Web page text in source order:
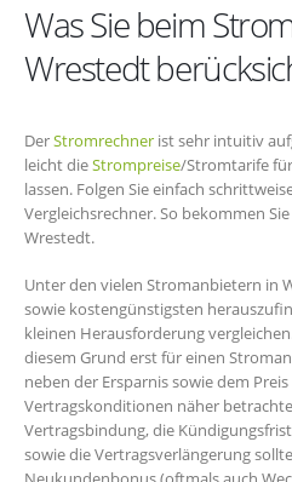
Was Sie beim
Wrestedt
DerStromrechner ist sehr intuitiv
leicht dieStrompreise/Stromtarife
lassen. Folgen Sie einfach
Vergleichsrechner. So bekommen
Wrestedt.
Unter den vielen Stromanbietern in
sowie kostengünstigsten
kleinen Herausforderung
diesem Grund erst für einen
neben der Ersparnis sowie dem
Vertragskonditionen näher
Vertragsbindung, die
sowie die Vertragsverlängerung